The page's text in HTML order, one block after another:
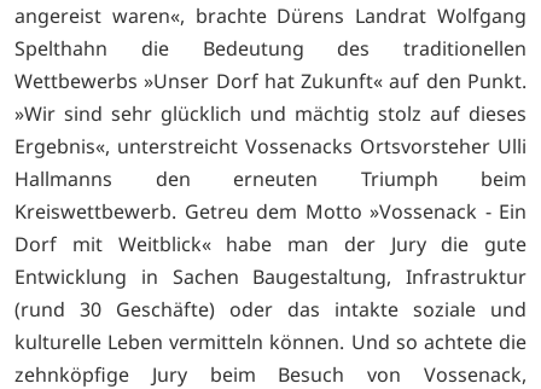
angereist waren«, brachte Dürens Landrat Wolfgang
Spelthahn die Bedeutung des traditionellen
Wettbewerbs »Unser Dorf hat Zukunft« auf den Punkt.
»Wir sind sehr glücklich und mächtig stolz auf dieses
Ergebnis«, unterstreicht Vossenacks Ortsvorsteher Ulli
Hallmanns den erneuten Triumph beim
Kreiswettbewerb. Getreu dem Motto »Vossenack - Ein
Dorf mit Weitblick« habe man der Jury die gute
Entwicklung in Sachen Baugestaltung, Infrastruktur
(rund 30 Geschäfte) oder das intakte soziale und
kulturelle Leben vermitteln können. Und so achtete die
zehnköpfige Jury beim Besuch von Vossenack,